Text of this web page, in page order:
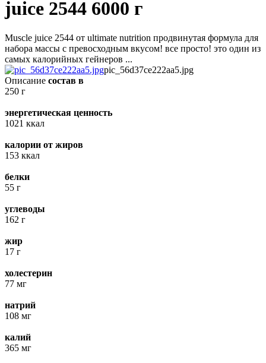
juice 2544 6000 г
Muscle juice 2544 от ultimate nutrition продвинутая формула для
набора массы с превосходным вкусом! все просто! это один из
самых калорийных гейнеров ...
pic_56d37ce222aa5.jpg
Описание состав в
250 г
энергетическая ценность
1021 ккал
калории от жиров
153 ккал
белки
55 г
углеводы
162 г
жир
17 г
холестерин
77 мг
натрий
108 мг
калий
365 мг